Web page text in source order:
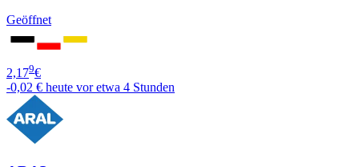
Geöffnet
2,179€
-0,02 € heute vor etwa 4 Stunden